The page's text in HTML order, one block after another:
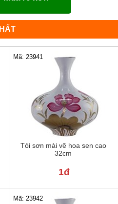
Tỏi sơn mài vẽ hoa sen cao
32cm
Mã: 23941
1đ
Mã: 23942